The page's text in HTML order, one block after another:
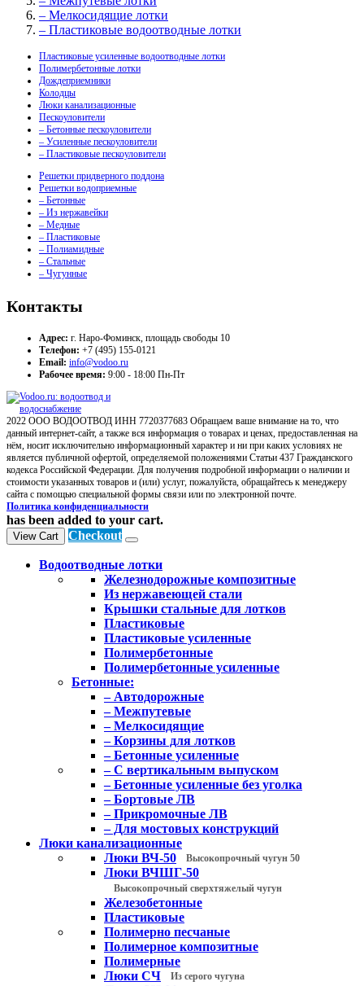
– Мелкосидящие лотки
– Пластиковые водоотводные лотки
Пластиковые усиленные водоотводные лотки
Полимербетонные лотки
Дождеприемники
Колодцы
Люки канализационные
Пескоуловители
– Бетонные пескоуловители
– Усиленные пескоуловители
– Пластиковые пескоуловители
Решетки придверного поддона
Решетки водоприемные
– Бетонные
– Из нержавейки
– Медные
– Пластиковые
– Полиамидные
– Стальные
– Чугунные
Контакты
Адрес: г. Наро-Фоминск, площадь свободы 10
Телефон: +7 (495) 155-0121
Email: info@vodoo.ru
Рабочее время: 9:00 - 18:00 Пн-Пт
2022 ООО ВОДООТВОД ИНН 7720377683 Обращаем ваше внимание на то, что
данный интернет-сайт, а также вся информация о товарах и ценах, предоставленная на
нём, носит исключительно информационный характер и ни при каких условиях не
является публичной офертой, определяемой положениями Статьи 437 Гражданского
кодекса Российской Федерации. Для получения подробной информации о наличии и
стоимости указанных товаров и (или) услуг, пожалуйста, обращайтесь к менеджеру
сайта с помощью специальной формы связи или по электронной почте.
Политика конфиденциальности
has been added to your cart.
View Cart Checkout
Водоотводные лотки
Железнодорожные композитные
Из нержавеющей стали
Крышки стальные для лотков
Пластиковые
Пластиковые усиленные
Полимербетонные
Полимербетонные усиленные
Бетонные:
– Автодорожные
– Межпутевые
– Мелкосидящие
– Корзины для лотков
– Бетонные усиленные
– С вертикальным выпуском
– Бетонные усиленные без уголка
– Бортовые ЛВ
– Прикромочные ЛВ
– Для мостовых конструкций
Люки канализационные
Люки ВЧ-50
Высокопрочный чугун 50
Люки ВЧШГ-50
Высокопрочный сверхтяжелый чугун
Железобетонные
Пластиковые
Полимерно песчаные
Полимерное композитные
Полимерные
Люки СЧ
Из серого чугуна